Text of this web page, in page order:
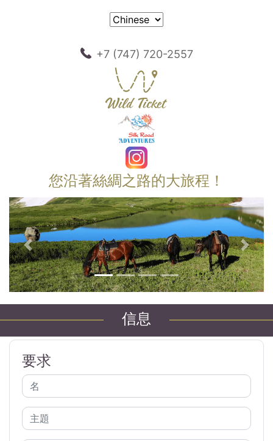
+7 (747) 720-2557
您沿著絲綢之路的大旅程！
以前的 下一個
信息
要求